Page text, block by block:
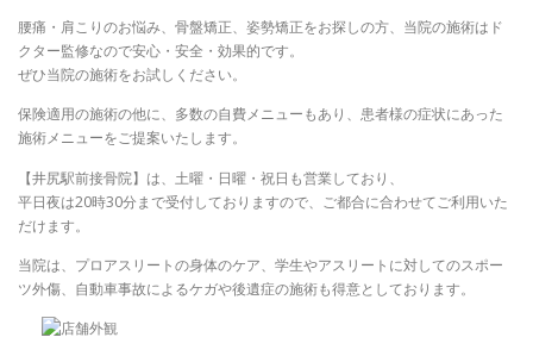
腰痛・肩こりのお悩み、骨盤矯正、姿勢矯正をお探しの方、当院の施術はド
クター監修なので安心・安全・効果的です。
ぜひ当院の施術をお試しください。
保険適用の施術の他に、多数の自費メニューもあり、患者様の症状にあった
施術メニューをご提案いたします。
【井尻駅前接骨院】は、土曜・日曜・祝日も営業しており、
平日夜は20時30分まで受付しておりますので、ご都合に合わせてご利用いた
だけます。
当院は、プロアスリートの身体のケア、学生やアスリートに対してのスポー
ツ外傷、自動車事故によるケガや後遺症の施術も得意としております。